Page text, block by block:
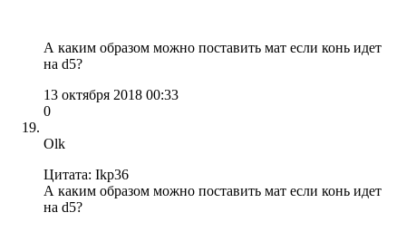
А каким образом можно поставить мат если конь идет
на d5?
13 октября 2018 00:33
0
Olk
Цитата: Ikp36
А каким образом можно поставить мат если конь идет
на d5?